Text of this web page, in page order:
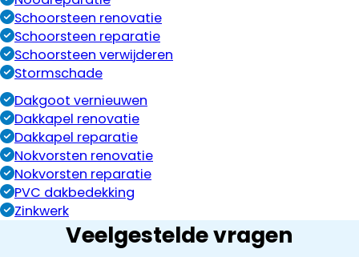
Schoorsteen renovatie
Schoorsteen reparatie
Schoorsteen verwijderen
Stormschade
Dakgoot vernieuwen
Dakkapel renovatie
Dakkapel reparatie
Nokvorsten renovatie
Nokvorsten reparatie
PVC dakbedekking
Zinkwerk
Veelgestelde vragen